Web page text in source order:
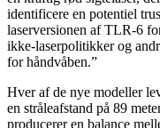
identificere en potentiel
laserversionen af ​​TLR-6
ikke-laserpolitikker og
for håndvåben.”
Hver af de nye modeller
en stråleafstand på 89
producerer en balance